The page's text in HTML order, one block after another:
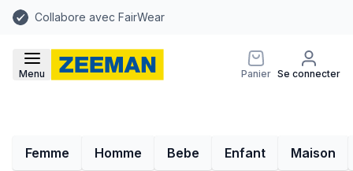
Collabore avec FairWear
Menu Panier Se connecter
Femme Homme Bebe Enfant Maison